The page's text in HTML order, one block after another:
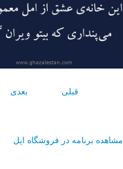
قبلی بعدی
مشاهده برنامه در فروشگاه اپل